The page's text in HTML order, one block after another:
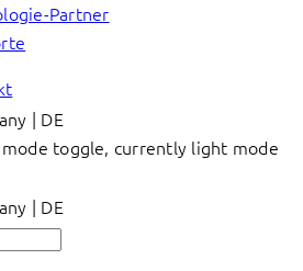
Partner
| DE
toggle, currently light mode
| DE